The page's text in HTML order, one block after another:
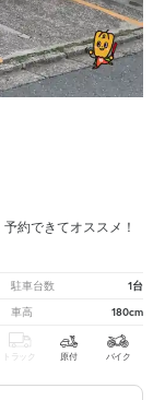
予約できてオススメ！
駐車台数 1台
車高 180cm
トラック 原付 バイク